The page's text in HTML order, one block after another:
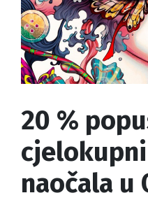
20 %
naočala u